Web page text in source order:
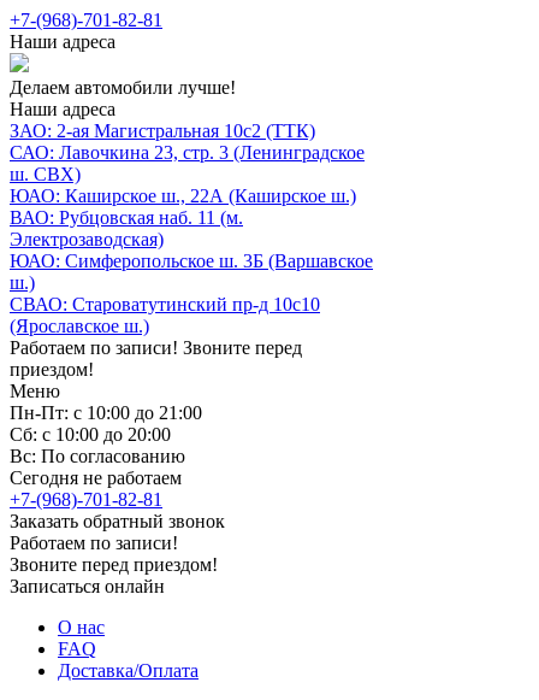
+7-(968)-701-82-81
Наши адреса
Делаем автомобили лучше!
Наши адреса
ЗАО: 2-ая Магистральная 10с2 (ТТК)
САО: Лавочкина 23, стр. 3 (Ленинградское
ш. СВХ)
ЮАО: Каширское ш., 22А (Каширское ш.)
ВАО: Рубцовская наб. 11 (м.
Электрозаводская)
ЮАО: Симферопольское ш. 3Б (Варшавское
ш.)
СВАО: Староватутинский пр-д 10с10
(Ярославское ш.)
Работаем по записи! Звоните перед
приездом!
Меню
Пн-Пт: с 10:00 до 21:00
Сб: с 10:00 до 20:00
Вс: По согласованию
Сегодня не работаем
+7-(968)-701-82-81
Заказать обратный звонок
Работаем по записи!
Звоните перед приездом!
Записаться онлайн
О нас
FAQ
Доставка/Оплата